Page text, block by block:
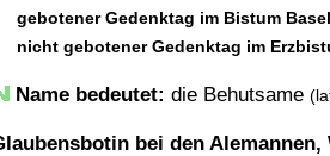
gebotener Gedenktag im Bistum Basel
nicht gebotener Gedenktag im
Name bedeutet: die Behutsame
bei den